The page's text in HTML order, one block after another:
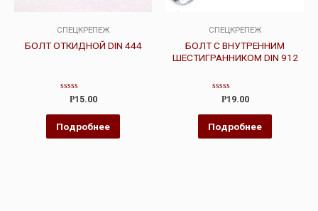
СПЕЦКРЕПЕЖ
БОЛТ ОТКИДНОЙ DIN 444
Оценка
из
Р15.00
Подробнее
СПЕЦКРЕПЕЖ
БОЛТ С ВНУТРЕННИМ
ШЕСТИГРАННИКОМ DIN 912
Оценка
из
Р19.00
Подробнее